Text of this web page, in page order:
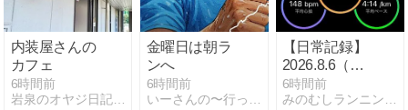
内装屋さんの
カフェ
6時間前
岩泉のオヤジ日記（現在生息中）
金曜日は朝ラ
ンへ
6時間前
いーさんの〜行って観て食べて〜ブログ
【日常記録】
2026.8.6（木）
トレッドミル
30分ペース走
6時間前
みのむしランニングクラブ